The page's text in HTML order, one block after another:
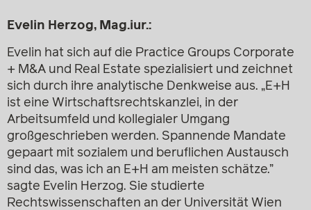
Evelin Herzog, Mag.iur.:
Evelin hat sich auf die Practice Groups Corporate
+ M&A und Real Estate spezialisiert und zeichnet
sich durch ihre analytische Denkweise aus. „E+H
ist eine Wirtschaftsrechtskanzlei, in der
Arbeitsumfeld und kollegialer Umgang
großgeschrieben werden. Spannende Mandate
gepaart mit sozialem und beruflichen Austausch
sind das, was ich an E+H am meisten schätze.”
sagte Evelin Herzog. Sie studierte
Rechtswissenschaften an der Universität Wien